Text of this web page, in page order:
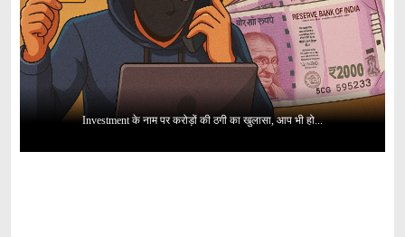
Investment के नाम पर करोड़ों की ठगी का खुलासा, आप भी हो...